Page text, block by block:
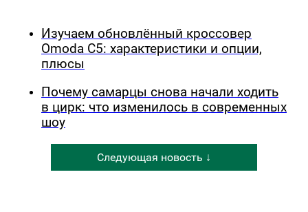
Изучаем обновлённый кроссовер
Omoda C5: характеристики и опции,
плюсы
Почему самарцы снова начали ходить
в цирк: что изменилось в современных
шоу
Следующая новость ↓